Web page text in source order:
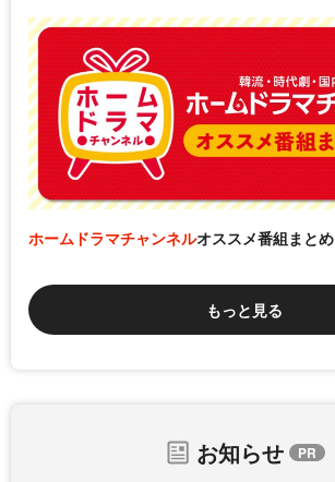
ホームドラマチャンネルオススメ番組まとめ
もっと見る
お知らせ